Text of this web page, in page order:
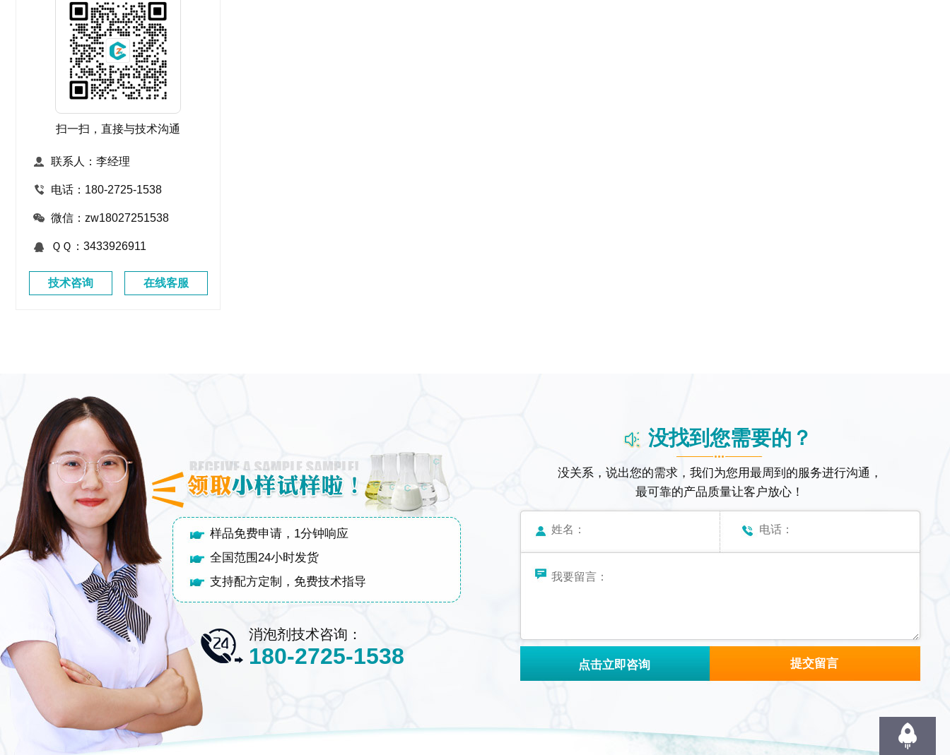
扫一扫，直接与技术沟通
联系人：李经理
电话：180-2725-1538
微信：zw18027251538
ＱＱ：3433926911
技术咨询 在线客服
样品免费申请，1分钟响应
全国范围24小时发货
支持配方定制，免费技术指导
消泡剂技术咨询：
180-2725-1538
没找到您需要的？
没关系，说出您的需求，我们为您用最周到的服务进行沟通，
最可靠的产品质量让客户放心！
点击立即咨询